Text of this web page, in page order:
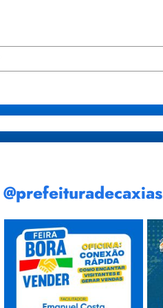
@prefeituradecaxias